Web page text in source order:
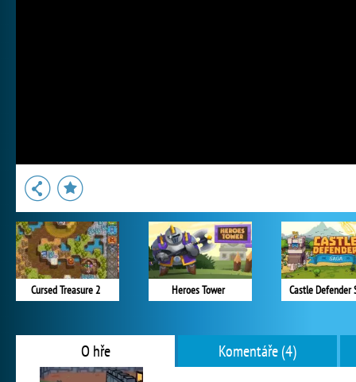
Cursed Treasure 2 Heroes Tower Castle Defender
O hře Komentáře (4)